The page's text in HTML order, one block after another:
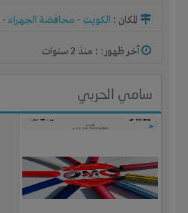
المكان : الكويت - محافضة الجهراء-
آخر ظهور: : منذ 2 سنوات
سامي الحربي